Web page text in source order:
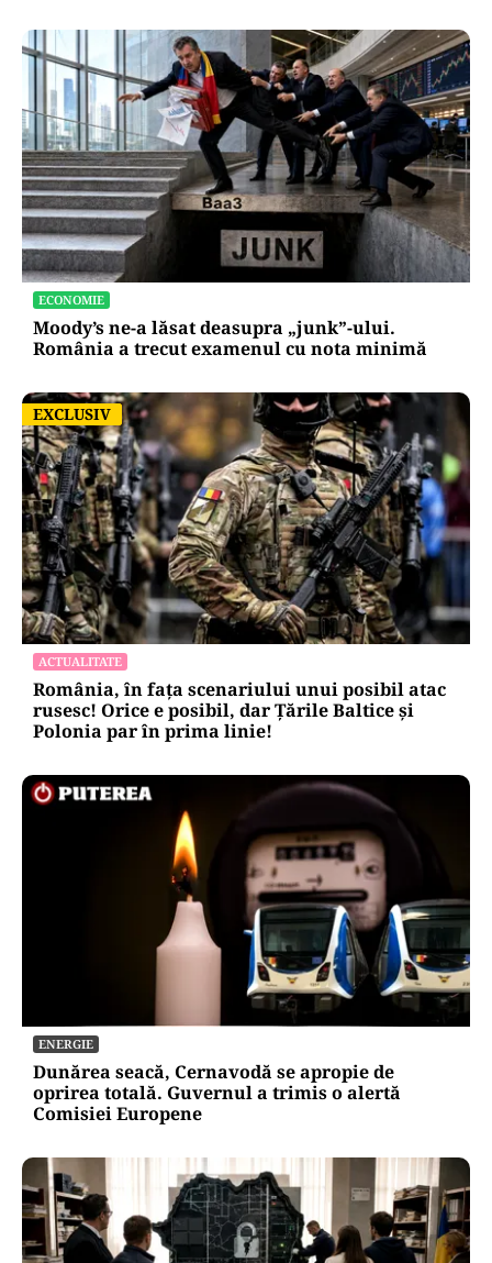
ECONOMIE
Moody’s ne-a lăsat deasupra „junk”-ului.
România a trecut examenul cu nota minimă
EXCLUSIV
EXCLUSIV
ACTUALITATE
România, în fața scenariului unui posibil atac
rusesc! Orice e posibil, dar Țările Baltice și
Polonia par în prima linie!
ENERGIE
Dunărea seacă, Cernavodă se apropie de
oprirea totală. Guvernul a trimis o alertă
Comisiei Europene